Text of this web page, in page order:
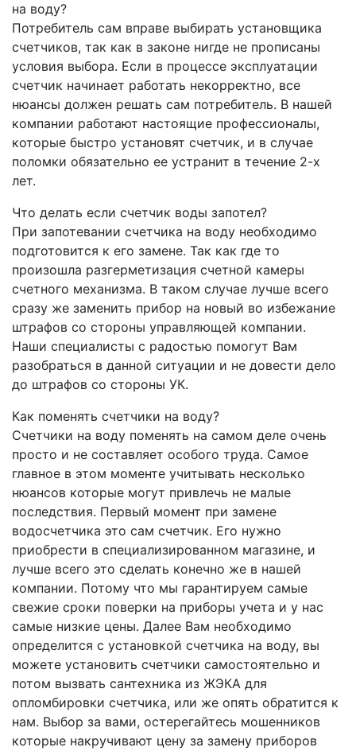
на воду?
Потребитель сам вправе выбирать установщика
счетчиков, так как в законе нигде не прописаны
условия выбора. Если в процессе эксплуатации
счетчик начинает работать некорректно, все
нюансы должен решать сам потребитель. В нашей
компании работают настоящие профессионалы,
которые быстро установят счетчик, и в случае
поломки обязательно ее устранит в течение 2-х
лет.
Что делать если счетчик воды запотел?
При запотевании счетчика на воду необходимо
подготовится к его замене. Так как где то
произошла разгерметизация счетной камеры
счетного механизма. В таком случае лучше всего
сразу же заменить прибор на новый во избежание
штрафов со стороны управляющей компании.
Наши специалисты с радостью помогут Вам
разобраться в данной ситуации и не довести дело
до штрафов со стороны УК.
Как поменять счетчики на воду?
Счетчики на воду поменять на самом деле очень
просто и не составляет особого труда. Самое
главное в этом моменте учитывать несколько
нюансов которые могут привлечь не малые
последствия. Первый момент при замене
водосчетчика это сам счетчик. Его нужно
приобрести в специализированном магазине, и
лучше всего это сделать конечно же в нашей
компании. Потому что мы гарантируем самые
свежие сроки поверки на приборы учета и у нас
самые низкие цены. Далее Вам необходимо
определится с установкой счетчика на воду, вы
можете установить счетчики самостоятельно и
потом вызвать сантехника из ЖЭКА для
опломбировки счетчика, или же опять обратится к
нам. Выбор за вами, остерегайтесь мошенников
которые накручивают цену за замену приборов